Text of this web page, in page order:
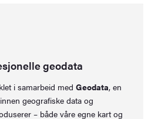
geodata
i samarbeid medGeodata, en
geografiske data og
– både våre egne kart og